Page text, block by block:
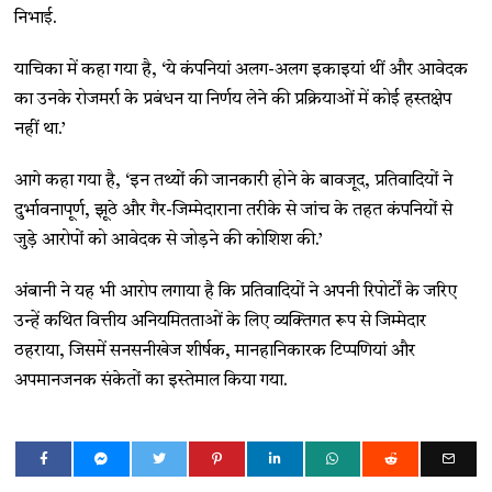
निभाई.
याचिका में कहा गया है, ‘ये कंपनियां अलग-अलग इकाइयां थीं और आवेदक
का उनके रोजमर्रा के प्रबंधन या निर्णय लेने की प्रक्रियाओं में कोई हस्तक्षेप
नहीं था.’
आगे कहा गया है, ‘इन तथ्यों की जानकारी होने के बावजूद, प्रतिवादियों ने
दुर्भावनापूर्ण, झूठे और गैर-जिम्मेदाराना तरीके से जांच के तहत कंपनियों से
जुड़े आरोपों को आवेदक से जोड़ने की कोशिश की.’
अंबानी ने यह भी आरोप लगाया है कि प्रतिवादियों ने अपनी रिपोर्टों के जरिए
उन्हें कथित वित्तीय अनियमितताओं के लिए व्यक्तिगत रूप से जिम्मेदार
ठहराया, जिसमें सनसनीखेज शीर्षक, मानहानिकारक टिप्पणियां और
अपमानजनक संकेतों का इस्तेमाल किया गया.